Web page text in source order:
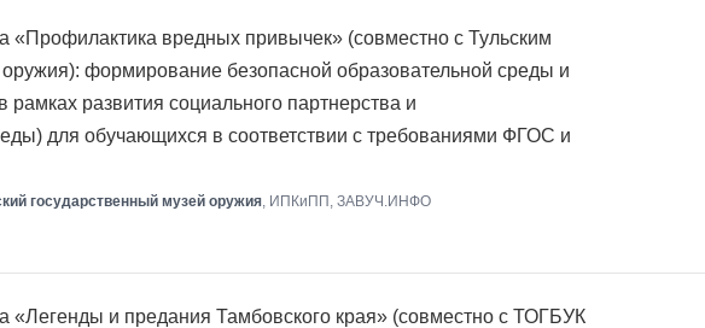
«Профилактика вредных привычек» (совместно с Тульским
формирование безопасной образовательной среды и
рамках развития социального партнерства и
для обучающихся в соответствии с требованиями ФГОС и
государственный музей оружия, ИПКиПП, ЗАВУЧ.ИНФО
«Легенды и предания Тамбовского края» (совместно с ТОГБУК